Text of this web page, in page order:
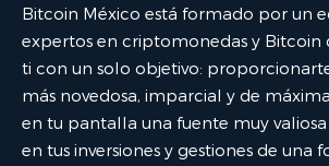
Bitcoin México está formado por un
expertos en criptomonedas y Bitcoin
ti con un solo objetivo:
más novedosa, imparcial y de
en tu pantalla una fuente muy
en tus inversiones y gestiones de una